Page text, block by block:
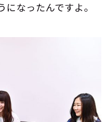
なったんですよ。